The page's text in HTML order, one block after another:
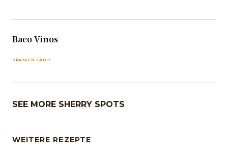
Baco Vinos
SPANIEN CÁDIZ
SEE MORE SHERRY SPOTS
WEITERE REZEPTE